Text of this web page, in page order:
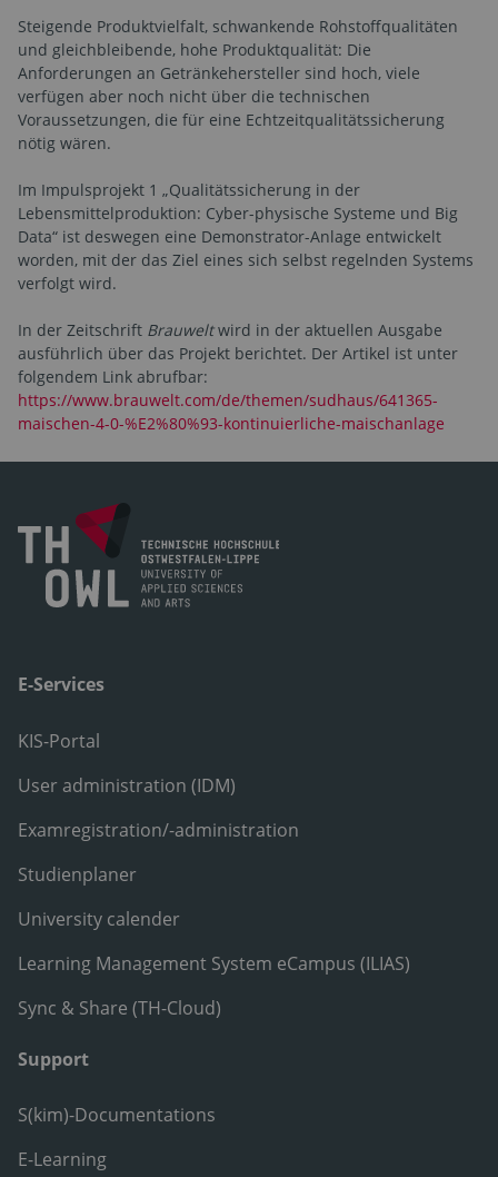
Steigende Produktvielfalt, schwankende Rohstoffqualitäten
und gleichbleibende, hohe Produktqualität: Die
Anforderungen an Getränkehersteller sind hoch, viele
verfügen aber noch nicht über die technischen
Voraussetzungen, die für eine Echtzeitqualitätssicherung
nötig wären.
Im Impulsprojekt 1 „Qualitätssicherung in der
Lebensmittelproduktion: Cyber-physische Systeme und Big
Data“ ist deswegen eine Demonstrator-Anlage entwickelt
worden, mit der das Ziel eines sich selbst regelnden Systems
verfolgt wird.
In der Zeitschrift Brauweltwird in der aktuellen Ausgabe
ausführlich über das Projekt berichtet. Der Artikel ist unter
folgendem Link abrufbar:
https://www.brauwelt.com/de/themen/sudhaus/641365-
maischen-4-0-%E2%80%93-kontinuierliche-maischanlage
E-Services
KIS-Portal
User administration (IDM)
Examregistration/-administration
Studienplaner
University calender
Learning Management System eCampus (ILIAS)
Sync & Share (TH-Cloud)
Support
S(kim)-Documentations
E-Learning